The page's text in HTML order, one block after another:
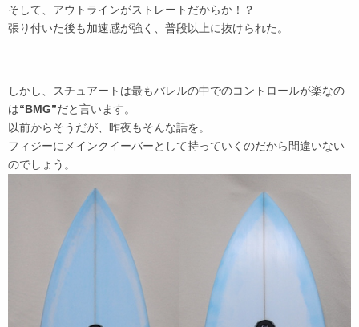
そして、アウトラインがストレートだからか！？
張り付いた後も加速感が強く、普段以上に抜けられた。
しかし、スチュアートは最もバレルの中でのコントロールが楽なの
は“BMG”だと言います。
以前からそうだが、昨夜もそんな話を。
フィジーにメインクイーバーとして持っていくのだから間違いない
のでしょう。